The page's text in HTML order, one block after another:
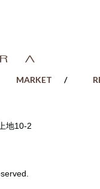
MARKET
地10-2